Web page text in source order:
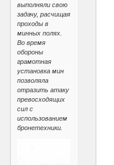
выполняли свою
задачу, расчищая
проходы в
минных полях.
Во время
обороны
грамотная
установка мин
позволяла
отразить атаку
превосходящих
сил с
использованием
бронетехники.